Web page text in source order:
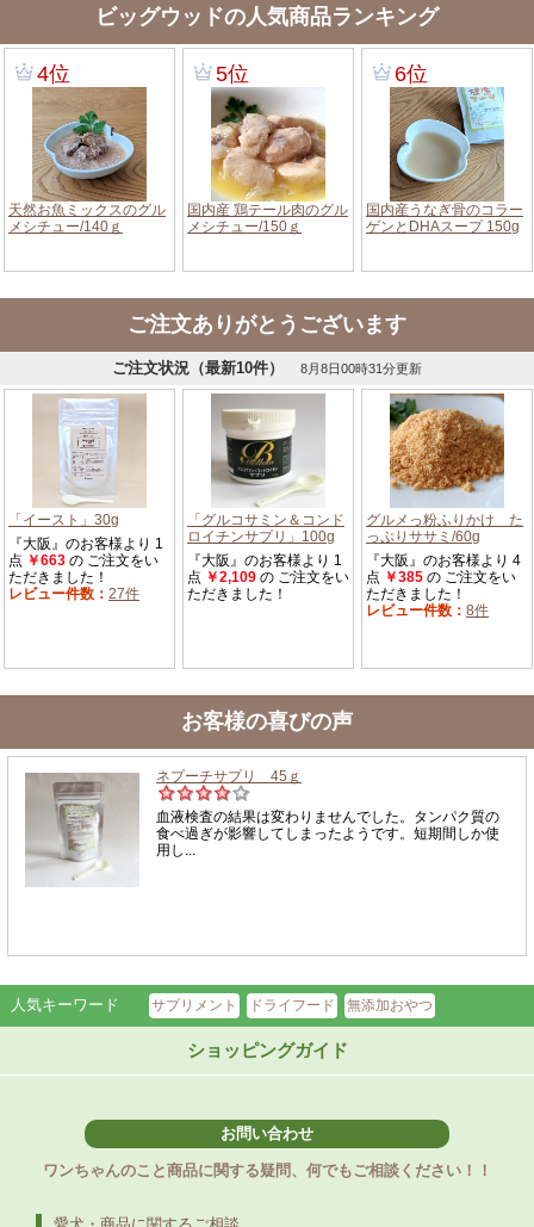
ビッグウッドの人気商品ランキング
ご注文ありがとうございます
お客様の喜びの声
人気キーワード サプリメント ドライフード 無添加おやつ
ショッピングガイド
お問い合わせ
ワンちゃんのこと商品に関する疑問、何でもご相談ください！！